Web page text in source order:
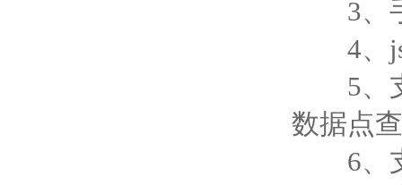
3、手
4、
5、支
数据点
6、支